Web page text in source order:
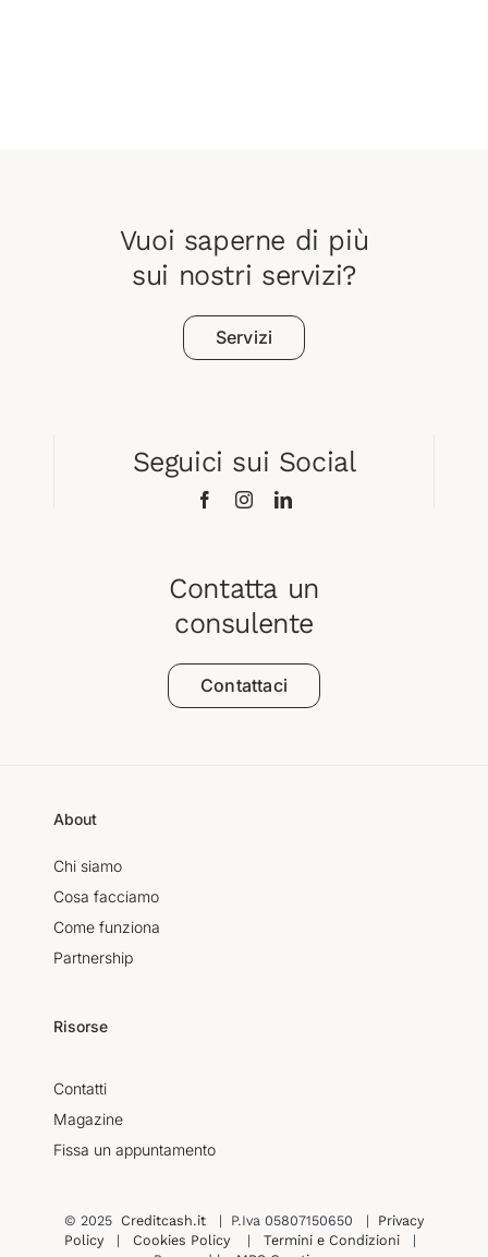
Vuoi saperne di più
sui nostri servizi?
Servizi
Seguici sui Social
Contatta un
consulente
Contattaci
About
Chi siamo
Cosa facciamo
Come funziona
Partnership
Risorse
Contatti
Magazine
Fissa un appuntamento
© 2025 Creditcash.it | P.Iva 05807150650 | Privacy
Policy| Cookies Policy| Termini e Condizioni|